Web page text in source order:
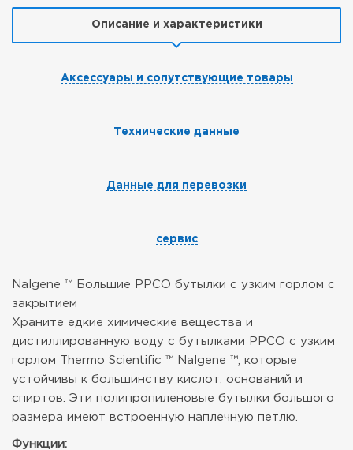
Описание и характеристики
Аксессуары и сопутствующие товары
Технические данные
Данные для перевозки
сервис
Nalgene ™ Большие PPCO бутылки с узким горлом с
закрытием
Храните едкие химические вещества и
дистиллированную воду с бутылками PPCO с узким
горлом Thermo Scientific ™ Nalgene ™, которые
устойчивы к большинству кислот, оснований и
спиртов. Эти полипропиленовые бутылки большого
размера имеют встроенную наплечную петлю.
Функции: